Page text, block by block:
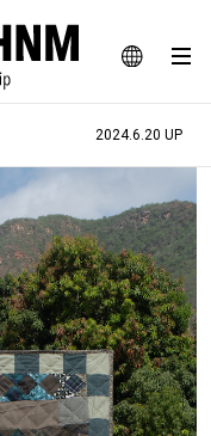
JA
EN
SNAP
タイルWEBマガジン
品
ミット
図鑑
JOURNAL
2024.6.20 UP